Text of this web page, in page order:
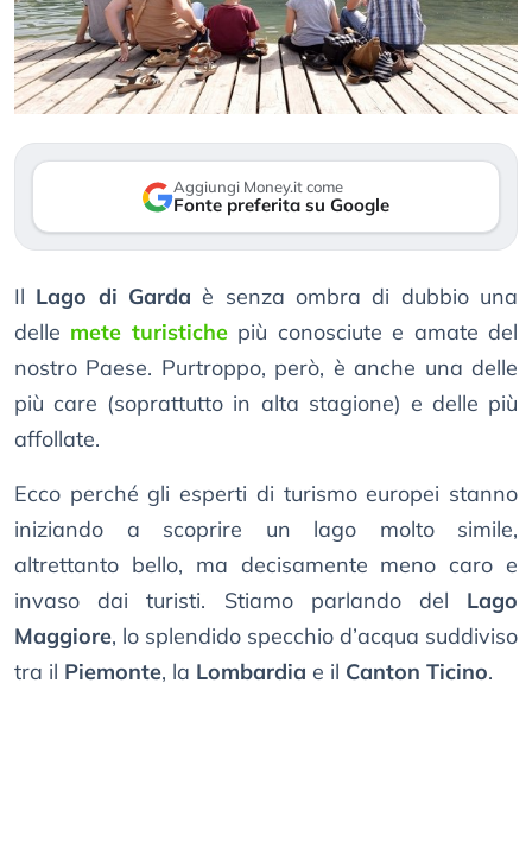
Aggiungi Money.it come
Fonte preferita su Google
Il Lago di Garda è senza ombra di dubbio una
delle mete turistichepiù conosciute e amate del
nostro Paese. Purtroppo, però, è anche una delle
più care (soprattutto in alta stagione) e delle più
affollate.
Ecco perché gli esperti di turismo europei stanno
iniziando a scoprire un lago molto simile,
altrettanto bello, ma decisamente meno caro e
invaso dai turisti. Stiamo parlando del Lago
Maggiore, lo splendido specchio d’acqua suddiviso
tra il Piemonte, la Lombardia e il Canton Ticino.